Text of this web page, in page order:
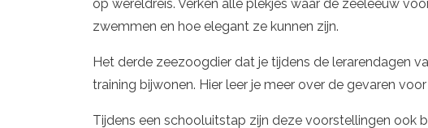
op wereldreis. Verken alle plekjes waar de zeeleeuw
zwemmen en hoe elegant ze kunnen zijn.
Het derde zeezoogdier dat je tijdens de lerarendagen
training bijwonen. Hier leer je meer over de gevaren
Tijdens een schooluitstap zijn deze voorstellingen ook